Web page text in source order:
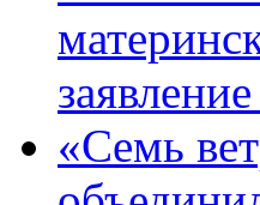
«Семь